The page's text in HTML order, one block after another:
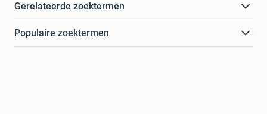
Gerelateerde zoektermen
Populaire zoektermen